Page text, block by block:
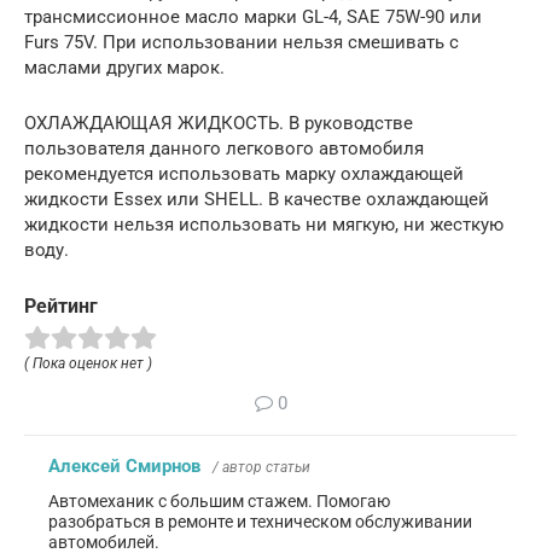
трансмиссионное масло марки GL-4, SAE 75W-90 или
Furs 75V. При использовании нельзя смешивать с
маслами других марок.
ОХЛАЖДАЮЩАЯ ЖИДКОСТЬ. В руководстве
пользователя данного легкового автомобиля
рекомендуется использовать марку охлаждающей
жидкости Essex или SHELL. В качестве охлаждающей
жидкости нельзя использовать ни мягкую, ни жесткую
воду.
Рейтинг
( Пока оценок нет )
0
Алексей Смирнов / автор статьи
Автомеханик с большим стажем. Помогаю
разобраться в ремонте и техническом обслуживании
автомобилей.